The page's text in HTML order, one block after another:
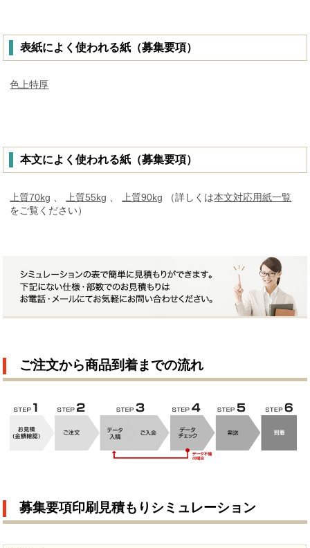
表紙によく使われる紙（募集要項）
色上特厚
本文によく使われる紙（募集要項）
上質70kg 上質55kg 上質90kg （詳しくは本文対応用紙一覧
をご覧ください）
ご注文から商品到着までの流れ
募集要項印刷見積もりシミュレーション